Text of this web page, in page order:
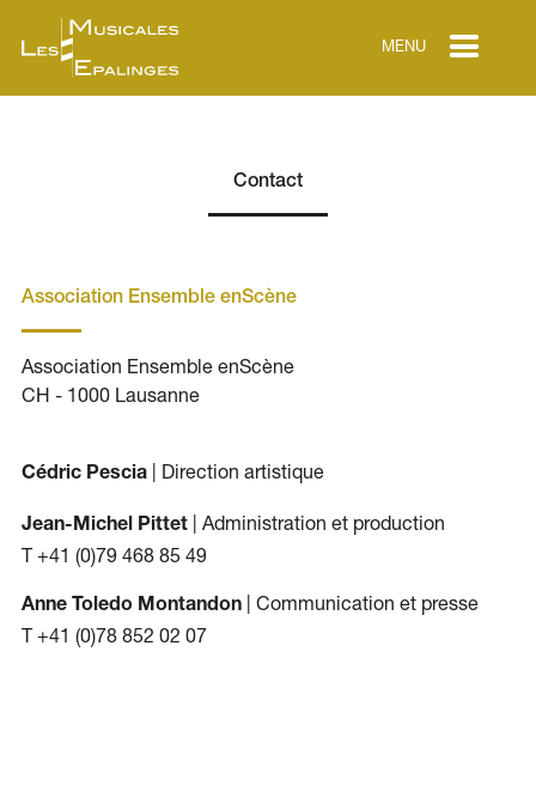
MENU
Contact
Association Ensemble enScène
Association Ensemble enScène
CH - 1000 Lausanne
Cédric Pescia| Direction artistique
Jean-Michel Pittet| Administration et production
T +41 (0)79 468 85 49
Anne Toledo Montandon| Communication et presse
T +41 (0)78 852 02 07